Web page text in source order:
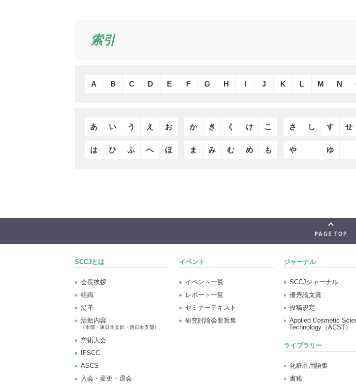
索引
A B C D E F G H I J K L M N
あ い う え お か き く け こ さ し す せ
は ひ ふ へ ほ ま み む め も や ゆ
PAGE TOP
SCCJとは
会長挨拶
組織
沿革
活動内容
（本部・東日本支部・西日本支部）
学術大会
IFSCC
ASCS
⼊会・変更・退会
イベント
イベント一覧
レポート一覧
セミナーテキスト
研究討論会要旨集
ジャーナル
SCCJジャーナル
優秀論文賞
投稿規定
Applied Cosmetic
Technology（ACST）
ライブラリー
化粧品用語集
書籍